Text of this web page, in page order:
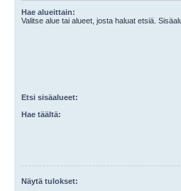
Hae alueittain:
Valitse alue tai alueet, josta haluat etsiä.
Etsi sisäalueet:
Hae täältä:
Näytä tulokset: